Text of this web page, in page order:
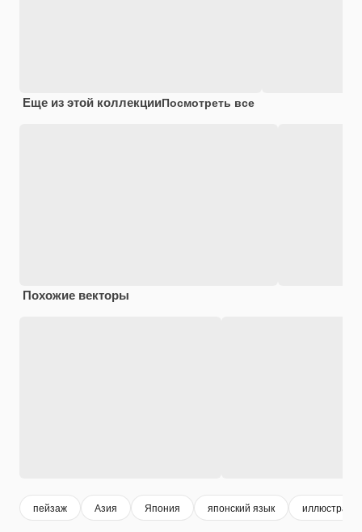
Еще из этой коллекцииПосмотреть все
Похожие векторы
пейзаж Азия Япония японский язык